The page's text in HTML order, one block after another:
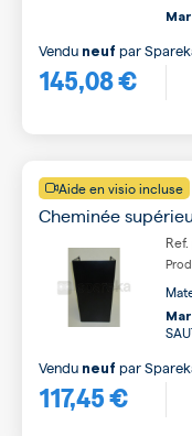
145,08 €
Vendu neuf par
Aide en visio incluse
Cheminée
117,45 €
Vendu neuf par